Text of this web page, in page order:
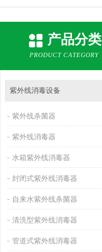
产品分类
PRODUCT CATEGORY
紫外线消毒设备
紫外线杀菌器
紫外线消毒器
水箱紫外线消毒器
封闭式紫外线消毒器
自来水紫外线杀菌器
清洗型紫外线消毒器
管道式紫外线消毒器